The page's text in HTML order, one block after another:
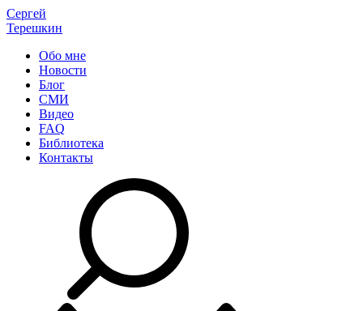
Сергей
Терешкин
Обо мне
Новости
Блог
СМИ
Видео
FAQ
Библиотека
Контакты